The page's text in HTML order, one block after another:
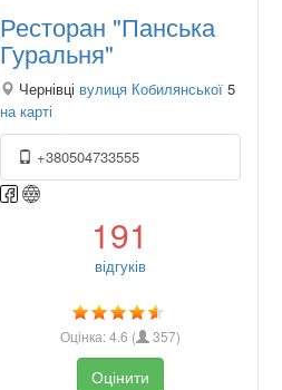
Ресторан "Панська
Гуральня"
Чернівці вулиця Кобилянської 5
на карті
+380504733555
191
відгуків
Оцінка:4.6 ( 357)
Оцінити